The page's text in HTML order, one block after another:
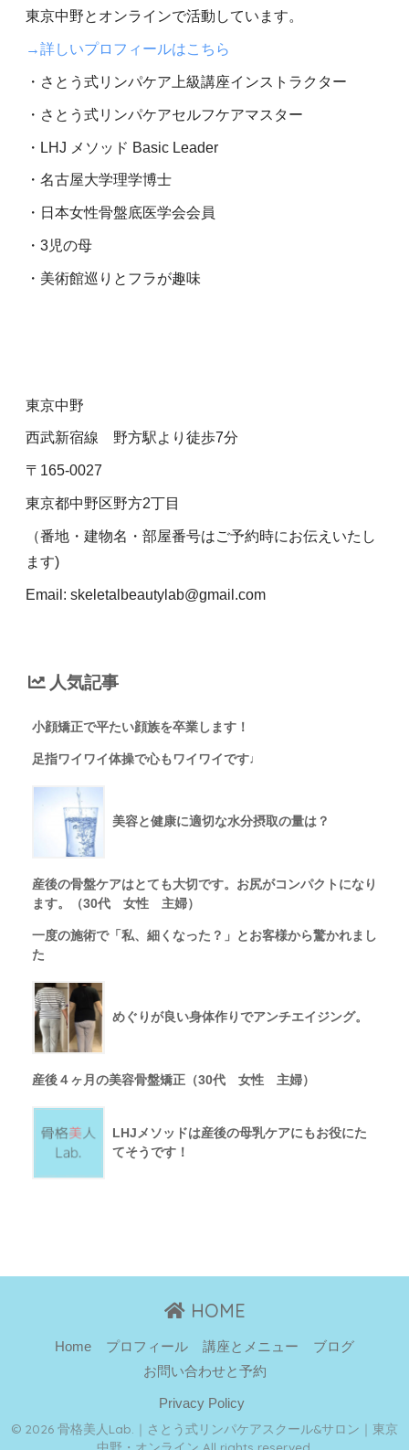
東京中野とオンラインで活動しています。
→詳しいプロフィールはこちら
・さとう式リンパケア上級講座インストラクター
・さとう式リンパケアセルフケアマスター
・LHJ メソッド Basic Leader
・名古屋大学理学博士
・日本女性骨盤底医学会会員
・3児の母
・美術館巡りとフラが趣味
東京中野
西武新宿線 野方駅より徒歩7分
〒165-0027
東京都中野区野方2丁目
（番地・建物名・部屋番号はご予約時にお伝えいたし
ます)
Email: skeletalbeautylab@gmail.com
人気記事
小顔矯正で平たい顔族を卒業します！
足指ワイワイ体操で心もワイワイです♩
美容と健康に適切な水分摂取の量は？
産後の骨盤ケアはとても大切です。お尻がコンパクトになり
ます。（30代 女性 主婦）
一度の施術で「私、細くなった？」とお客様から驚かれまし
た
めぐりが良い身体作りでアンチエイジング。
産後４ヶ月の美容骨盤矯正（30代 女性 主婦）
LHJメソッドは産後の母乳ケアにもお役にた
てそうです！
HOME
Home プロフィール 講座とメニュー
ブログ
お問い合わせと予約
Privacy Policy
© 2026 骨格美人Lab.｜さとう式リンパケアスクール&サロン｜東京
中野・オンライン All rights reserved.